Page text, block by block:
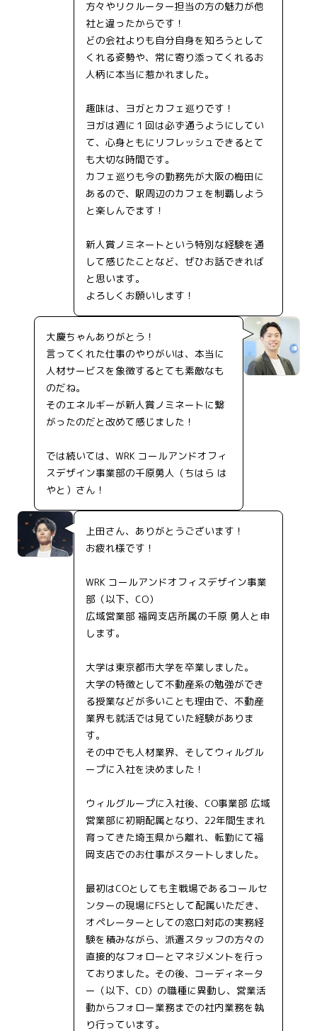
方々やリクルーター担当の方の魅力が他
社と違ったからです！
どの会社よりも自分自身を知ろうとして
くれる姿勢や、常に寄り添ってくれるお
人柄に本当に惹かれました。
趣味は、ヨガとカフェ巡りです！
ヨガは週に１回は必ず通うようにしてい
て、心身ともにリフレッシュできるとて
も大切な時間です。
カフェ巡りも今の勤務先が大阪の梅田に
あるので、駅周辺のカフェを制覇しよう
と楽しんでます！
新人賞ノミネートという特別な経験を通
して感じたことなど、ぜひお話できれば
と思います。
よろしくお願いします！
大慶ちゃんありがとう！
言ってくれた仕事のやりがいは、本当に
人材サービスを象徴するとても素敵なも
のだね。
そのエネルギーが新人賞ノミネートに繋
がったのだと改めて感じました！
では続いては、WRK コールアンドオフィ
スデザイン事業部の千原勇人（ちはら は
やと）さん！
上田さん、ありがとうございます！
お疲れ様です！
WRK コールアンドオフィスデザイン事業
部（以下、CO）
広域営業部 福岡支店所属の千原 勇人と申
します。
大学は東京都市大学を卒業しました。
大学の特徴として不動産系の勉強ができ
る授業などが多いことも理由で、不動産
業界も就活では見ていた経験がありま
す。
その中でも人材業界、そしてウィルグル
ープに入社を決めました！
ウィルグループに入社後、CO事業部 広域
営業部に初期配属となり、22年間生まれ
育ってきた埼玉県から離れ、転勤にて福
岡支店でのお仕事がスタートしました。
最初はCOとしても主戦場であるコールセ
ンターの現場にFSとして配属いただき、
オペレーターとしての窓口対応の実務経
験を積みながら、派遣スタッフの方々の
直接的なフォローとマネジメントを行っ
ておりました。その後、コーディネータ
ー（以下、CD）の職種に異動し、営業活
動からフォロー業務までの社内業務を執
り行っています。